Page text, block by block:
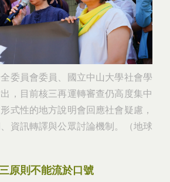
委員會委員、國立中山大學社會學
，目前核三再運轉審查仍高度集中
式性的地方說明會回應社會疑慮，
資訊轉譯與公眾討論機制。（地球
原則不能流於口號